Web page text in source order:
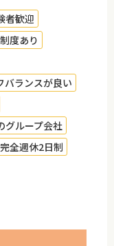
者歓迎
度あり
バランスが良い
グループ会社
完全週休2日制